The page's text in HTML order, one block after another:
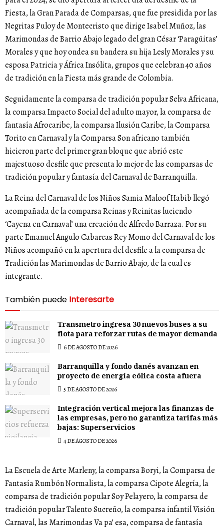
Fiesta, la Gran Parada de Comparsas, que fue presidida por las
Negritas Puloy de Montecristo que dirige Isabel Muñoz, las
Marimondas de Barrio Abajo legado del gran César ‘Paragüitas’
Morales y que hoy ondea su bandera su hija Lesly Morales y su
esposa Patricia y África Insólita, grupos que celebran 40 años
de tradición en la Fiesta más grande de Colombia.
Seguidamente la comparsa de tradición popular Selva Africana,
la comparsa Impacto Social del adulto mayor, la comparsa de
fantasía Afrocaribe, la comparsa Ilusión Caribe, la Comparsa
Torito en Carnaval y la Comparsa Son africano también
hicieron parte del primer gran bloque que abrió este
majestuoso desfile que presenta lo mejor de las comparsas de
tradición popular y fantasía del Carnaval de Barranquilla.
La Reina del Carnaval de los Niños Samia Maloof Habib llegó
acompañada de la comparsa Reinas y Reinitas luciendo
‘Cayena en Carnaval’ una creación de Alfredo Barraza. Por su
parte Emanuel Angulo Cabarcas Rey Momo del Carnaval de los
Niños acompañó en la apertura del desfile a la comparsa de
Tradición las Marimondas de Barrio Abajo, de la cual es
integrante.
También puede Interesarte
Transmetro ingresa 30 nuevos buses a su
flota para reforzar rutas de mayor demanda
6 DE AGOSTO DE 2026
Barranquilla y fondo danés avanzan en
proyecto de energía eólica costa afuera
5 DE AGOSTO DE 2026
Integración vertical mejora las finanzas de
las empresas, pero no garantiza tarifas más
bajas: Superservicios
4 DE AGOSTO DE 2026
La Escuela de Arte Marleny, la comparsa Boryi, la Comparsa de
Fantasía Rumbón Normalista, la comparsa Cipote Alegría, la
comparsa de tradición popular Soy Pelayero, la comparsa de
tradición popular Talento Sucreño, la comparsa infantil Visión
Carnaval, las Marimondas Va pa’ esa, comparsa de fantasía